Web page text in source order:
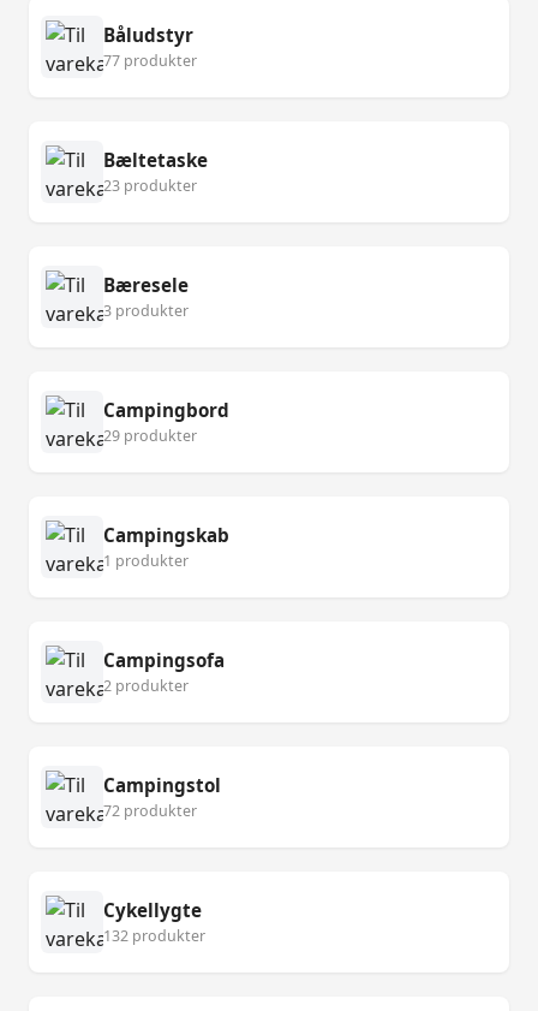
Båludstyr
77 produkter
Bæltetaske
23 produkter
Bæresele
3 produkter
Campingbord
29 produkter
Campingskab
1 produkter
Campingsofa
2 produkter
Campingstol
72 produkter
Cykellygte
132 produkter